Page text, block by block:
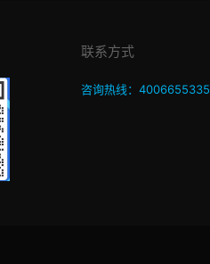
联系方式
咨询热线：4006655335